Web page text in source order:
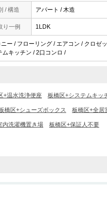
/ 構造 アパート / 木造
り一例 1LDK
ー / フローリング / エアコン / クロゼ
ムキッチン / 2口コンロ /
+温水洗浄便座 板橋区+システムキッ
橋区+シューズボックス 板橋区+全居
内洗濯機置き場 板橋区+保証人不要